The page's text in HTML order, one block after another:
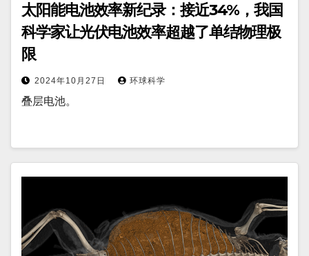
太阳能电池效率新纪录：接近34%，我国
科学家让光伏电池效率超越了单结物理极
限
2024年10月27日 环球科学
叠层电池。